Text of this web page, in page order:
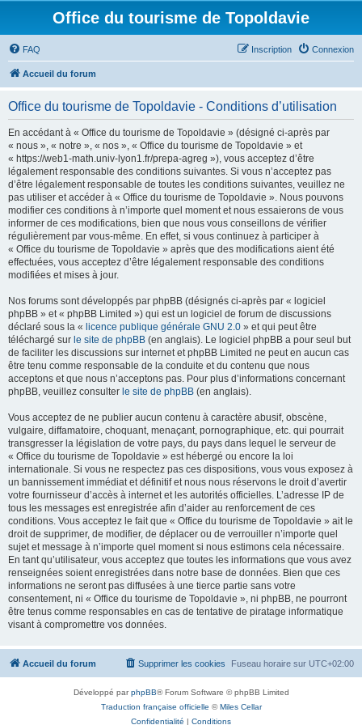
Office du tourisme de Topoldavie
FAQ Connexion
Inscription
Accueil du forum
Office du tourisme de Topoldavie - Conditions d’utilisation
En accédant à « Office du tourisme de Topoldavie » (désigné ci-après par
« nous », « notre », « nos », « Office du tourisme de Topoldavie » et
« https://web1-math.univ-lyon1.fr/prepa-agreg »), vous acceptez d’être
légalement responsable des conditions suivantes. Si vous n’acceptez pas
d’être légalement responsable de toutes les conditions suivantes, veuillez ne
pas utiliser et accéder à « Office du tourisme de Topoldavie ». Nous pouvons
modifier ces conditions à n’importe quel moment et nous essaierons de vous
informer de ces modifications, bien que nous vous conseillons de vérifier
régulièrement par vous-même. En effet, si vous continuez à participer à
« Office du tourisme de Topoldavie » après que des modifications aient été
effectuées, vous acceptez d’être légalement responsable des conditions
modifiées et mises à jour.
Nos forums sont développés par phpBB (désignés ci-après par « logiciel
phpBB » et « phpBB Limited ») qui est un logiciel de forum de discussions
déclaré sous la « licence publique générale GNU 2.0 » et qui peut être
téléchargé sur le site de phpBB (en anglais). Le logiciel phpBB a pour seul but
de faciliter les discussions sur internet et phpBB Limited ne peut en aucun cas
être tenu comme responsable de la conduite et du contenu que nous
acceptons et que nous n’acceptons pas. Pour plus d’informations concernant
phpBB, veuillez consulter le site de phpBB (en anglais).
Vous acceptez de ne publier aucun contenu à caractère abusif, obscène,
vulgaire, diffamatoire, choquant, menaçant, pornographique, etc. qui pourrait
transgresser la législation de votre pays, du pays dans lequel le serveur de
« Office du tourisme de Topoldavie » est hébergé ou encore la loi
internationale. Si vous ne respectez pas ces dispositions, vous vous exposez à
un bannissement immédiat et définitif et nous nous réservons le droit d’avertir
votre fournisseur d’accès à internet et les autorités officielles. L’adresse IP de
tous les messages est enregistrée afin d’aider au renforcement de ces
conditions. Vous acceptez le fait que « Office du tourisme de Topoldavie » ait le
droit de supprimer, de modifier, de déplacer ou de verrouiller n’importe quel
sujet et message à n’importe quel moment si nous estimons cela nécessaire.
En tant qu’utilisateur, vous acceptez que toutes les informations que vous avez
renseignées soient enregistrées dans notre base de données. Bien que ces
informations ne seront pas diffusées à une tierce partie sans votre
consentement, ni « Office du tourisme de Topoldavie », ni phpBB, ne pourront
être tenus comme responsables en cas de tentative de piratage informatique
visant à compromettre vos données.
Accueil du forum Fuseau horaire sur UTC+02:00
Supprimer les cookies
Développé parphpBB® Forum Software © phpBB Limited
Traduction française officielle ©Miles Cellar
Confidentialité | Conditions